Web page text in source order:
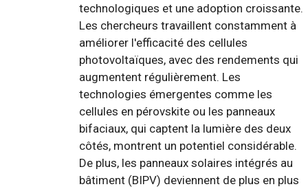
technologiques et une adoption croissante.
Les chercheurs travaillent constamment à
améliorer l'efficacité des cellules
photovoltaïques, avec des rendements qui
augmentent régulièrement. Les
technologies émergentes comme les
cellules en pérovskite ou les panneaux
bifaciaux, qui captent la lumière des deux
côtés, montrent un potentiel considérable.
De plus, les panneaux solaires intégrés au
bâtiment (BIPV) deviennent de plus en plus